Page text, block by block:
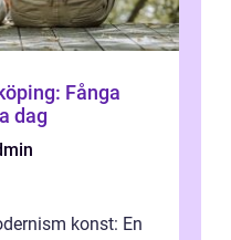
Fånga
dag
konst: En